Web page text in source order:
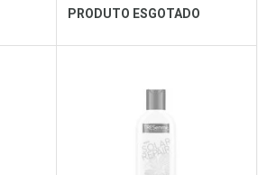
Ver Desconto Convênio
PRODUTO ESGOTADO
Laboratório
Por Menos